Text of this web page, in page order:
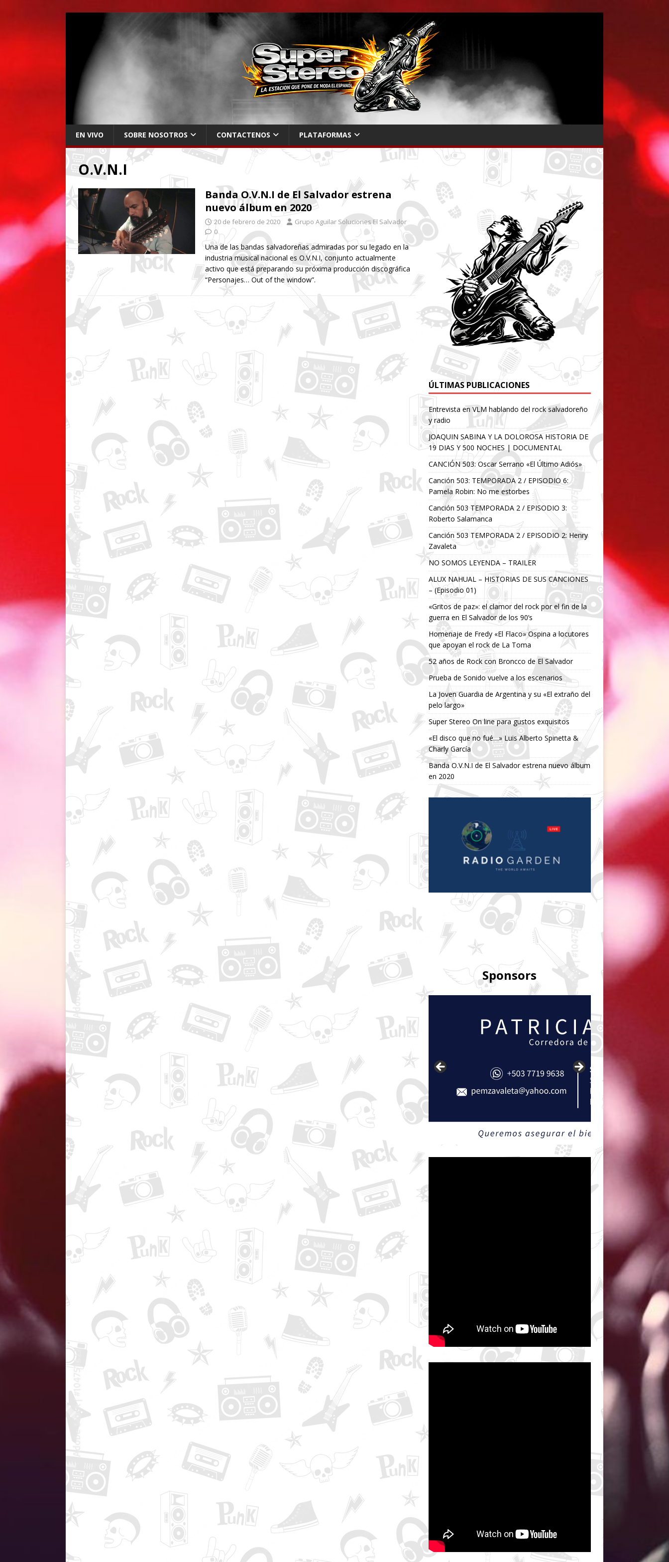
EN VIVO SOBRE NOSOTROS CONTACTENOS PLATAFORMAS
O.V.N.I
Banda O.V.N.I de El Salvador estrena
nuevo álbum en 2020
20 de febrero de 2020
Grupo Aguilar Soluciones El Salvador
0
Una de las bandas salvadoreñas admiradas por su legado en la
industria musical nacional es O.V.N.I, conjunto actualmente
activo que está preparando su próxima producción discográfica
“Personajes… Out of the window”.
ÚLTIMAS PUBLICACIONES
Entrevista en VLM hablando del rock salvadoreño
y radio
JOAQUIN SABINA Y LA DOLOROSA HISTORIA DE
19 DIAS Y 500 NOCHES | DOCUMENTAL
CANCIÓN 503: Oscar Serrano «El Último Adiós»
Canción 503: TEMPORADA 2 / EPISODIO 6:
Pamela Robin: No me estorbes
Canción 503 TEMPORADA 2 / EPISODIO 3:
Roberto Salamanca
Canción 503 TEMPORADA 2 / EPISODIO 2: Henry
Zavaleta
NO SOMOS LEYENDA – TRAILER
ALUX NAHUAL – HISTORIAS DE SUS CANCIONES
– (Episodio 01)
«Gritos de paz»: el clamor del rock por el fin de la
guerra en El Salvador de los 90’s
Homenaje de Fredy «El Flaco» Ospina a locutores
que apoyan el rock de La Toma
52 años de Rock con Broncco de El Salvador
Prueba de Sonido vuelve a los escenarios
La Joven Guardia de Argentina y su «El extraño del
pelo largo»
Super Stereo On line para gustos exquisitos
«El disco que no fué…» Luis Alberto Spinetta &
Charly García
Banda O.V.N.I de El Salvador estrena nuevo álbum
en 2020
Sponsors